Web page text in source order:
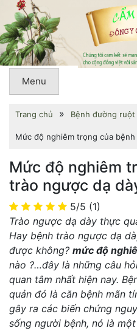
Menu
Trang chủ » Bệnh đường ruột
Mức độ nghiêm trọng của
Mức độ nghiêm
trào ngược dạ
5/5 (1)
Trào ngược dạ dày thực
Hay bệnh trào ngược dạ
được không? mức độ
nào ?…đây là những câu
quan tâm nhất hiện nay.
quản đó là căn bệnh mãn
gây ra các biến chứng
sống người bệnh, nó là